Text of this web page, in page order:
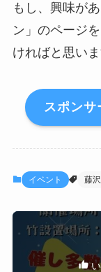
もし、興味が
ン」のページ
ければと思いま
スポンサ
イベント 藤沢
い